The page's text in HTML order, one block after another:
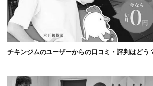
チキンジムのユーザーからの口コミ・評判はどう